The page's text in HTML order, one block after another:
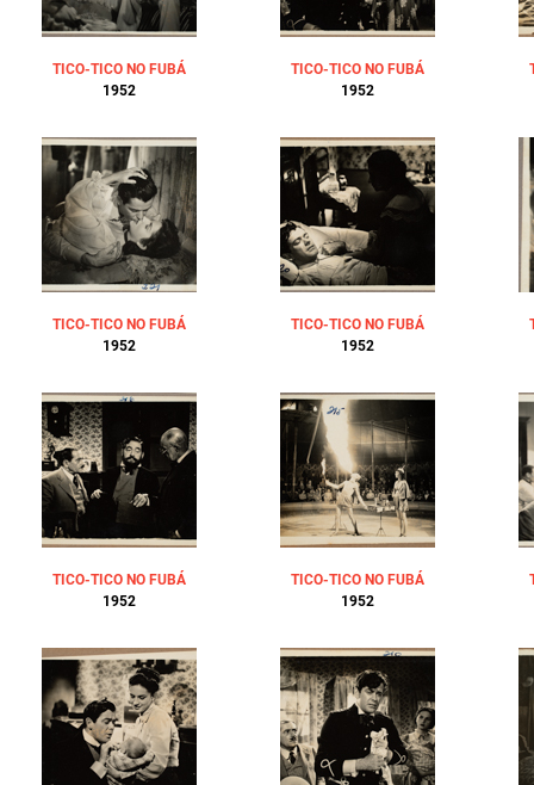
TICO-TICO NO FUBÁ
1952
TICO-TICO NO FUBÁ
1952
TICO-TICO NO FUBÁ
1952
TICO-TICO NO FUBÁ
1952
TICO-TICO NO FUBÁ
1952
TICO-TICO NO FUBÁ
1952